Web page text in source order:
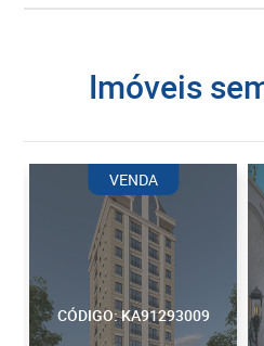
imóveis
CÓDIGO: KA91293009
VENDA